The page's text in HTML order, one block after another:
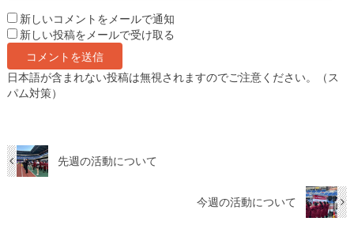
新しいコメントをメールで通知
新しい投稿をメールで受け取る
日本語が含まれない投稿は無視されますのでご注意ください。（ス
パム対策）
先週の活動について
今週の活動について